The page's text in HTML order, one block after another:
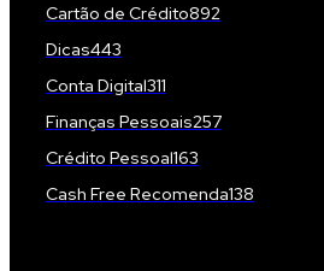
Cartão de Crédito892
Dicas443
Conta Digital311
Finanças Pessoais257
Crédito Pessoal163
Cash Free Recomenda138